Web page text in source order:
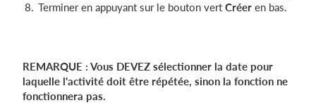
Terminer en appuyant sur le bouton vert Créer en bas.
REMARQUE : Vous DEVEZ sélectionner la date pour
laquelle l'activité doit être répétée, sinon la fonction ne
fonctionnera pas.